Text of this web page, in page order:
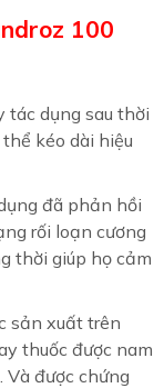
100
tác dụng sau thời
kéo dài hiệu
đã phản hồi
rối loạn cương
thời giúp họ cảm
sản xuất trên
thuốc được nam
được chứng